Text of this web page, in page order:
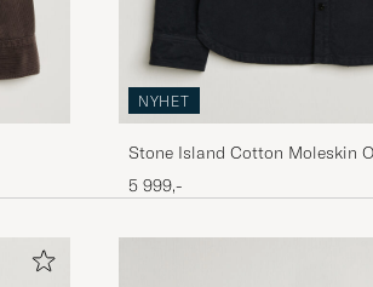
NYHET
Stone Island Cotton Moleskin
5 999,-